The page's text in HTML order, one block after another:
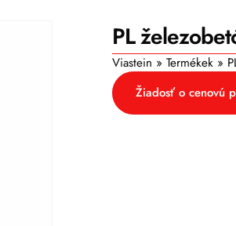
PL
Viastein » Termékek»
Žiadosť o cenovú